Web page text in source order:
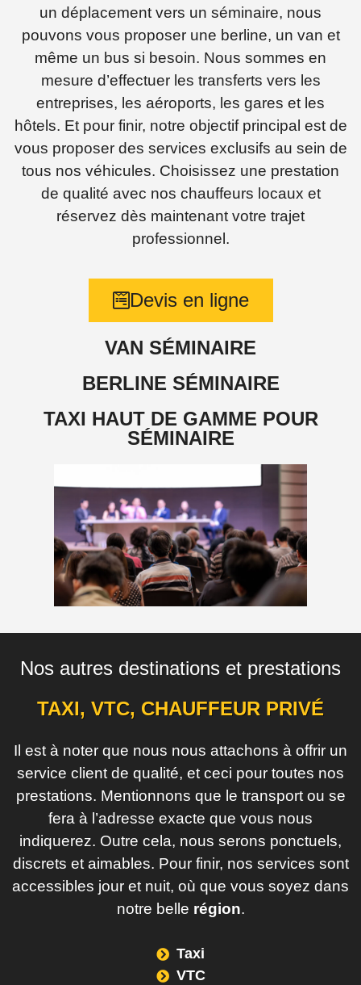
un déplacement vers un séminaire, nous
pouvons vous proposer une berline, un van et
même un bus si besoin. Nous sommes en
mesure d’effectuer les transferts vers les
entreprises, les aéroports, les gares et les
hôtels. Et pour finir, notre objectif principal est de
vous proposer des services exclusifs au sein de
tous nos véhicules. Choisissez une prestation
de qualité avec nos chauffeurs locaux et
réservez dès maintenant votre trajet
professionnel.
Devis en ligne
VAN SÉMINAIRE
BERLINE SÉMINAIRE
TAXI HAUT DE GAMME POUR
SÉMINAIRE
Nos autres destinations et prestations
TAXI, VTC, CHAUFFEUR PRIVÉ
Il est à noter que nous nous attachons à offrir un
service client de qualité, et ceci pour toutes nos
prestations. Mentionnons que le transport ou se
fera à l’adresse exacte que vous nous
indiquerez. Outre cela, nous serons ponctuels,
discrets et aimables. Pour finir, nos services sont
accessibles jour et nuit, où que vous soyez dans
notre belle région.
Taxi
VTC